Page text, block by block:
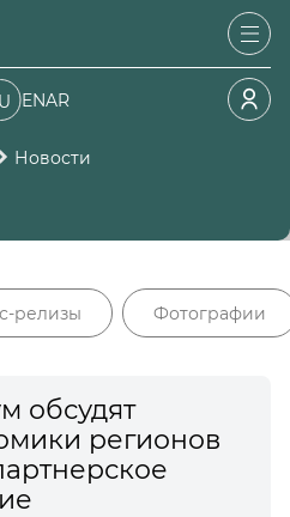
ENAR
Новости
релизы Фотографии
обсудят
регионов